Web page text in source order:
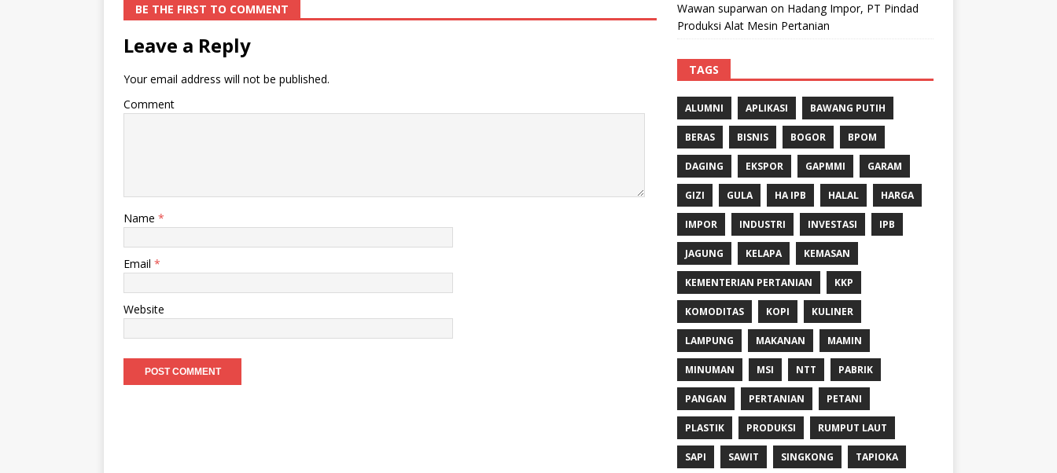
BE THE FIRST TO COMMENT
Leave a Reply
Your email address will not be published.
Comment
Name *
Email *
Website
Wawan suparwan on Hadang Impor, PT Pindad
Produksi Alat Mesin Pertanian
TAGS
ALUMNI APLIKASI BAWANG PUTIH
BERAS BISNIS BOGOR BPOM
DAGING EKSPOR GAPMMI GARAM
GIZI GULA HA IPB HALAL HARGA
IMPOR INDUSTRI INVESTASI IPB
JAGUNG KELAPA KEMASAN
KEMENTERIAN PERTANIAN KKP
KOMODITAS KOPI KULINER
LAMPUNG MAKANAN MAMIN
MINUMAN MSI NTT PABRIK
PANGAN PERTANIAN PETANI
PLASTIK PRODUKSI RUMPUT LAUT
SAPI SAWIT SINGKONG TAPIOKA